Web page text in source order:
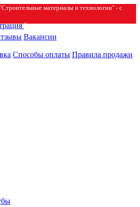
материалы и технологии" - с
Вакансии
Способы оплаты Правила продажи